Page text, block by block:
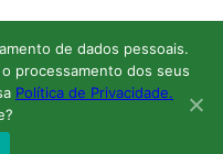
de dados pessoais.
processamento dos seus
Política de Privacidade.